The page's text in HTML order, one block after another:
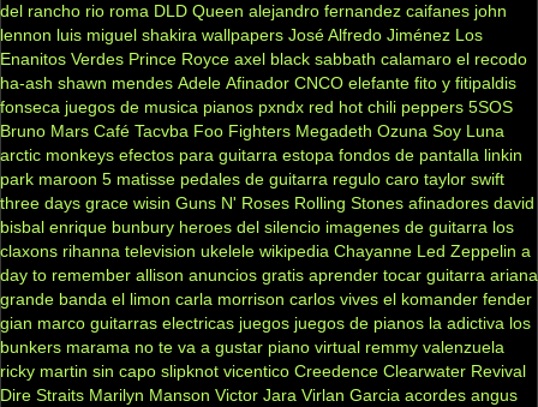
del rancho rio roma DLD Queen alejandro fernandez caifanes john
lennon luis miguel shakira wallpapers José Alfredo Jiménez Los
Enanitos Verdes Prince Royce axel black sabbath calamaro el recodo
ha-ash shawn mendes Adele Afinador CNCO elefante fito y fitipaldis
fonseca juegos de musica pianos pxndx red hot chili peppers 5SOS
Bruno Mars Café Tacvba Foo Fighters Megadeth Ozuna Soy Luna
arctic monkeys efectos para guitarra estopa fondos de pantalla linkin
park maroon 5 matisse pedales de guitarra regulo caro taylor swift
three days grace wisin Guns N' Roses Rolling Stones afinadores david
bisbal enrique bunbury heroes del silencio imagenes de guitarra los
claxons rihanna television ukelele wikipedia Chayanne Led Zeppelin a
day to remember allison anuncios gratis aprender tocar guitarra ariana
grande banda el limon carla morrison carlos vives el komander fender
gian marco guitarras electricas juegos juegos de pianos la adictiva los
bunkers marama no te va a gustar piano virtual remmy valenzuela
ricky martin sin capo slipknot vicentico Creedence Clearwater Revival
Dire Straits Marilyn Manson Victor Jara Virlan Garcia acordes angus